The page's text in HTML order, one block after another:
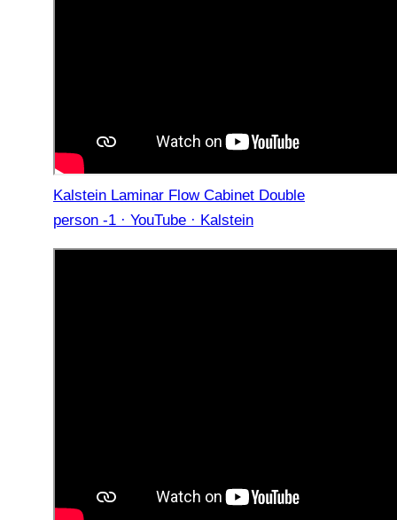
Kalstein Laminar Flow Cabinet Double
person -1 · YouTube · Kalstein